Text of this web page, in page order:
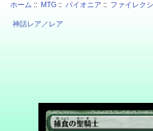
ホーム :: MTG :: パイオニア :: ファイレク
神話レア／レア